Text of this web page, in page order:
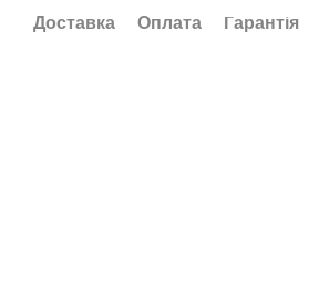
Доставка Оплата Гарантія